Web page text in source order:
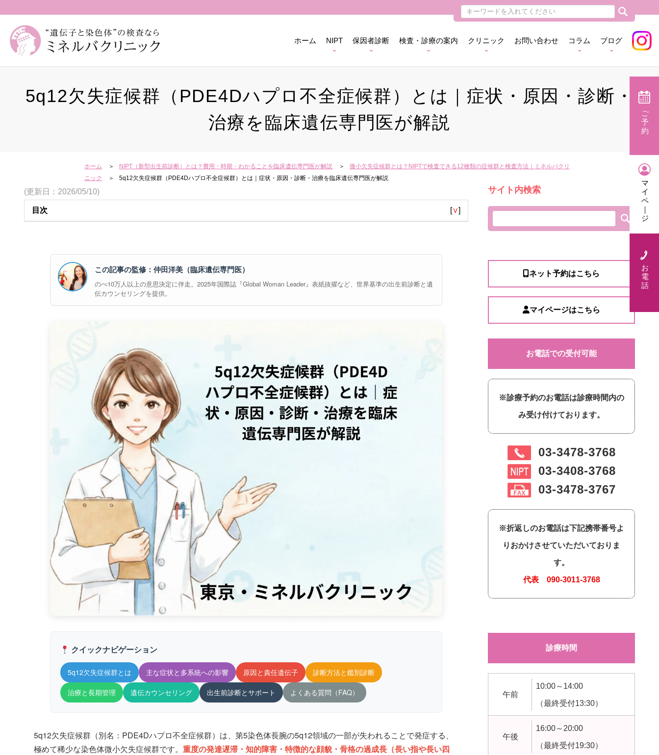
ホーム NIPT 保因者診断 検査・診療の案内 クリニック お問い合わせ コラム ブログ
5q12欠失症候群（PDE4Dハプロ不全症候群）とは｜症状・原因・診断・
治療を臨床遺伝専門医が解説
ホーム NIPT（新型出生前診断）とは？費用・時期・わかることを臨床遺伝専門医が解説
微小欠失症候群とは？NIPTで検査できる12種類の症候群と検査方法｜ミネルバクリ
ニック
5q12欠失症候群（PDE4Dハプロ不全症候群）とは｜症状・原因・診断・治療を臨床遺伝専門医が解説
(更新日：2026/05/10)
目次 [∨]
この記事の監修：仲田洋美（臨床遺伝専門医）
のべ10万人以上の意思決定に伴走。2025年国際誌『Global Woman Leader』表紙抜擢など、世界基準の出生前診断と遺
伝カウンセリングを提供。
クイックナビゲーション
5q12欠失症候群とは 主な症状と多系統への影響 原因と責任遺伝子 診断方法と鑑別診断
治療と長期管理 遺伝カウンセリング 出生前診断とサポート よくある質問（FAQ）
5q12欠失症候群（別名：PDE4Dハプロ不全症候群）は、第5染色体長腕の5q12領域の一部が失われることで発症する、
極めて稀少な染色体微小欠失症候群です。 重度の発達遅滞・知的障害・特徴的な顔貌・骨格の過成長（長い指や長い四
サイト内検索
ネット予約はこちら
マイページはこちら
お電話での受付可能
※診療予約のお電話は診療時間内の
み受け付けております。
03-3478-3768
03-3408-3768
03-3478-3767
※折返しのお電話は下記携帯番号よ
りおかけさせていただいておりま
す。
代表 090-3011-3768
診療時間
午前
10:00～14:00
（最終受付13:30）
午後
16:00～20:00
（最終受付19:30）
ご
予
約
マ
イ
ペ
｜
ジ
お
電
話